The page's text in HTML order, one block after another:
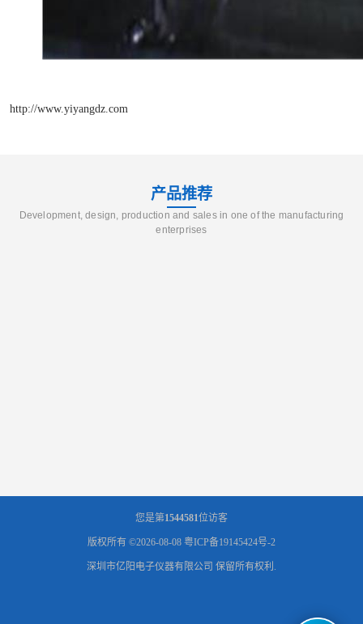
http://www.yiyangdz.com
产品推荐
Development, design, production and sales in one of the manufacturing
enterprises
您是第1544581位访客
版权所有 ©2026-08-08 粤ICP备19145424号-2
深圳市亿阳电子仪器有限公司 保留所有权利.